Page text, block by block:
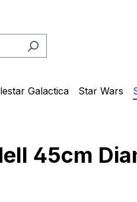
Galactica Star Wars
45cm